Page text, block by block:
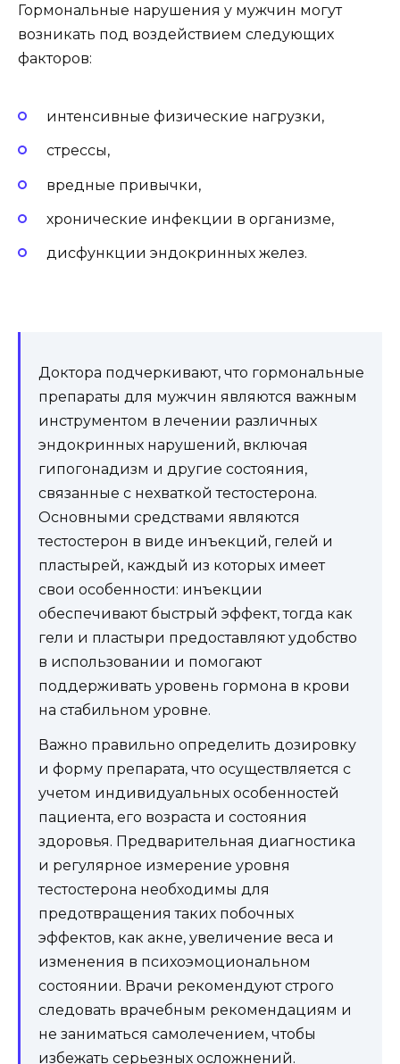
Гормональные нарушения у мужчин могут
возникать под воздействием следующих
факторов:
интенсивные физические нагрузки,
стрессы,
вредные привычки,
хронические инфекции в организме,
дисфункции эндокринных желез.
Доктора подчеркивают, что гормональные
препараты для мужчин являются важным
инструментом в лечении различных
эндокринных нарушений, включая
гипогонадизм и другие состояния,
связанные с нехваткой тестостерона.
Основными средствами являются
тестостерон в виде инъекций, гелей и
пластырей, каждый из которых имеет
свои особенности: инъекции
обеспечивают быстрый эффект, тогда как
гели и пластыри предоставляют удобство
в использовании и помогают
поддерживать уровень гормона в крови
на стабильном уровне.
Важно правильно определить дозировку
и форму препарата, что осуществляется с
учетом индивидуальных особенностей
пациента, его возраста и состояния
здоровья. Предварительная диагностика
и регулярное измерение уровня
тестостерона необходимы для
предотвращения таких побочных
эффектов, как акне, увеличение веса и
изменения в психоэмоциональном
состоянии. Врачи рекомендуют строго
следовать врачебным рекомендациям и
не заниматься самолечением, чтобы
избежать серьезных осложнений.